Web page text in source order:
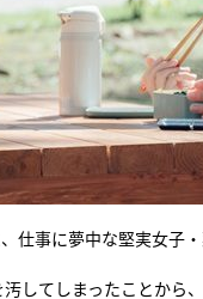
事に夢中な堅実女子
してしまったことか